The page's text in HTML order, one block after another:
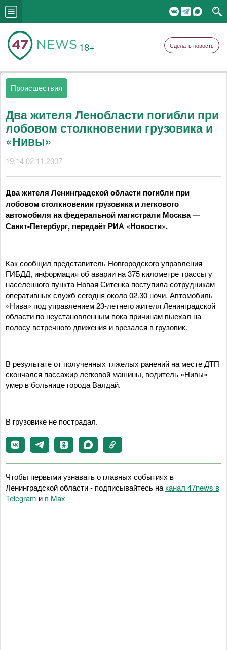
18+ Сделать новость
Происшествия
Два жителя Ленобласти погибли при
лобовом столкновении грузовика и
«Нивы»
19:14 02.11.2007
Два жителя Ленинградской области погибли при
лобовом столкновении грузовика и легкового
автомобиля на федеральной магистрали Москва —
Санкт-Петербург, передаёт РИА «Новости».
Как сообщил представитель Новгородского управления
ГИБДД, информация об аварии на 375 километре трассы у
населенного пункта Новая Ситенка поступила сотрудникам
оперативных служб сегодня около 02.30 ночи. Автомобиль
«Нива» под управлением 23-летнего жителя Ленинградской
области по неустановленным пока причинам выехал на
полосу встречного движения и врезался в грузовик.
В результате от полученных тяжелых ранений на месте ДТП
скончался пассажир легковой машины, водитель «Нивы»
умер в больнице города Валдай.
В грузовике не пострадал.
Чтобы первыми узнавать о главных событиях в
Ленинградской области - подписывайтесь на канал 47news в
Telegram и в Maх